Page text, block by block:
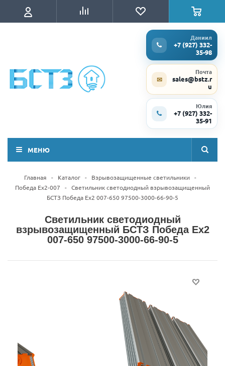
Даниил
+7 (927) 332-
35-98
✉
Почта
sales@bstz.r
u
Юлия
+7 (927) 332-
35-91
МЕНЮ
Главная - Каталог - Взрывозащищенные светильники -
Победа Ex2-007
- Светильник светодиодный взрывозащищенный
БСТЗ Победа Ex2 007-650 97500-3000-66-90-5
Светильник светодиодный
взрывозащищенный БСТЗ Победа Ex2
007-650 97500-3000-66-90-5